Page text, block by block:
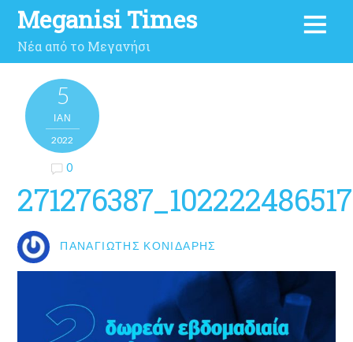
Meganisi Times
Νέα από το Μεγανήσι
5
ΙΑΝ
2022
0
ΠΑΝΑΓΙΏΤΗΣ ΚΟΝΙΔΆΡΗΣ